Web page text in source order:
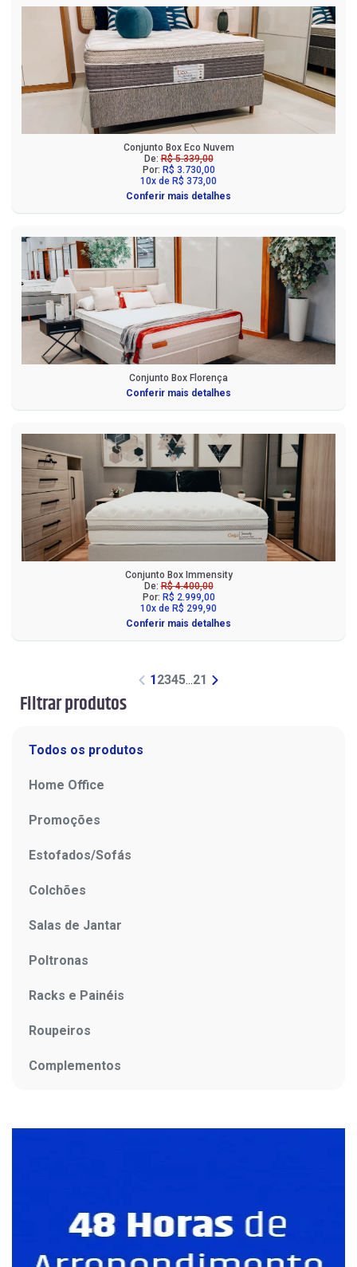
Filtrar produtos
Todos os produtos
Home Office
Promoções
Estofados/Sofás
Colchões
Salas de Jantar
Poltronas
Racks e Painéis
Roupeiros
Complementos
Conjunto Box Eco Nuvem
De:R$ 5.339,00
Por: R$ 3.730,00
10x de R$ 373,00
Conferir mais detalhes
Conjunto Box Florença
Conferir mais detalhes
Conjunto Box Immensity
De:R$ 4.400,00
Por: R$ 2.999,00
10x de R$ 299,90
Conferir mais detalhes
1 2345...21